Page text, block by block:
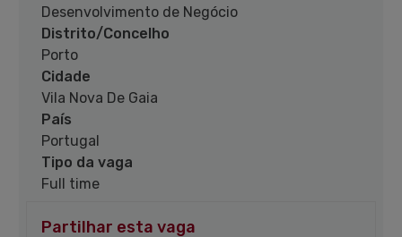
Desenvolvimento de Negócio
Distrito/Concelho
Porto
Cidade
Vila Nova De Gaia
País
Portugal
Tipo da vaga
Full time
Partilhar esta vaga